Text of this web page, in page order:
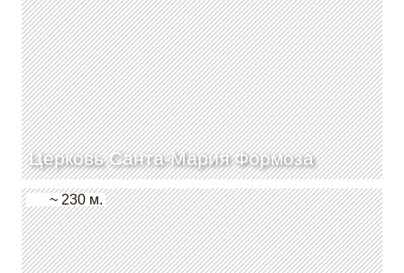
Церковь Санта-Мария Формоза
~ 230 м.